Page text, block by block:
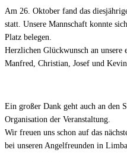
Am 26. Oktober fand das
statt. Unsere Mannschaft konnte
Platz belegen.
Herzlichen Glückwunsch an
Manfred, Christian, Josef und
Ein großer Dank geht auch an den
Organisation der Veranstaltung.
Wir freuen uns schon auf das
bei unseren Angelfreunden in